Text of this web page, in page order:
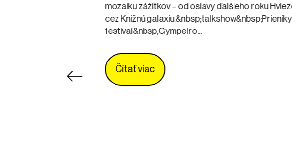
rámci Roku Hviezdy
3.0